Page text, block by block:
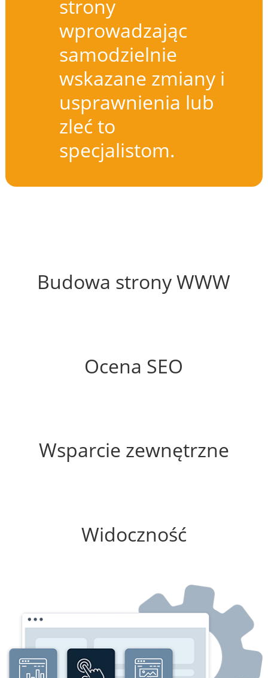
strony
wprowadzając
samodzielnie
wskazane zmiany i
usprawnienia lub
zleć to
specjalistom.
Budowa strony WWW
Ocena SEO
Wsparcie zewnętrzne
Widoczność